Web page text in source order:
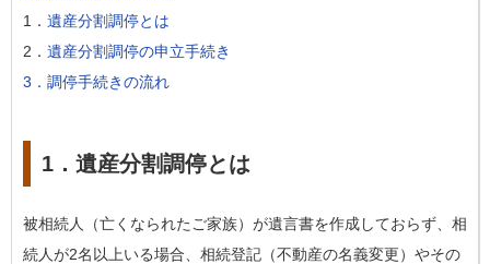
1． 遺産分割調停とは
2． 遺産分割調停の申立手続き
3． 調停手続きの流れ
1．遺産分割調停とは
被相続人（亡くなられたご家族）が遺言書を作成しておらず、相
続人が2名以上いる場合、相続登記（不動産の名義変更）やその